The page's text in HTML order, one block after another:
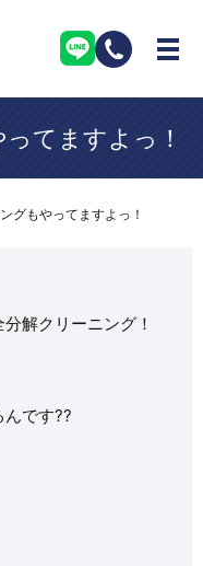
てますよっ！
グもやってますよっ！
解クリーニング！
です??